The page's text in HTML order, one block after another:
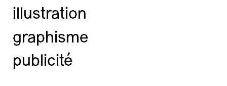
illustration
graphisme
publicité